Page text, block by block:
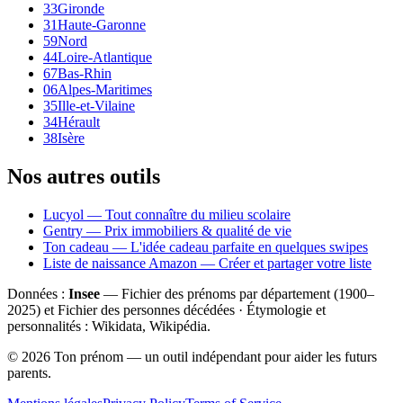
33Gironde
31Haute-Garonne
59Nord
44Loire-Atlantique
67Bas-Rhin
06Alpes-Maritimes
35Ille-et-Vilaine
34Hérault
38Isère
Nos autres outils
Lucyol — Tout connaître du milieu scolaire
Gentry — Prix immobiliers & qualité de vie
Ton cadeau — L'idée cadeau parfaite en quelques swipes
Liste de naissance Amazon — Créer et partager votre liste
Données : Insee — Fichier des prénoms par département (1900–
2025) et Fichier des personnes décédées · Étymologie et
personnalités : Wikidata, Wikipédia.
© 2026 Ton prénom — un outil indépendant pour aider les futurs
parents.